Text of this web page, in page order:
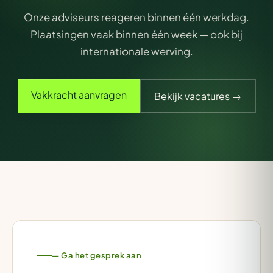
Onze adviseurs reageren binnen één werkdag.
Plaatsingen vaak binnen één week — ook bij
internationale werving.
Vakkracht aanvragen Bekijk vacatures →
— Ga het gesprek aan